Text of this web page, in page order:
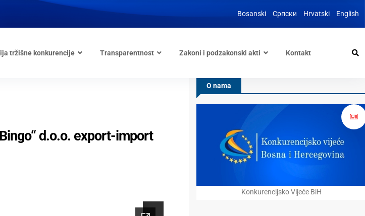
Bosanski Српски Hrvatski English
tržišne konkurencije Transparentnost Zakoni i podzakonski akti Kontakt
d.o.o. export-import
O nama
Konkurencijsko Vijeće BiH